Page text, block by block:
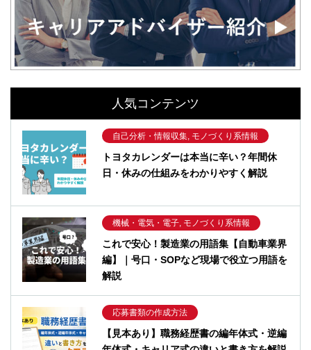
人気コンテンツ
自己分析・情報収集, モノづくり系情報
トヨタカレンダーは本当に辛い？年間休
日・休みの仕組みをわかりやすく解説
機械・電気・電子, モノづくり系情報
これで安心！製造業の用語集【自動車業界
編】｜号口・SOPなど現場で役立つ用語を
解説
応募書類の作成方法
【見本あり】職務経歴書の編年体式・逆編